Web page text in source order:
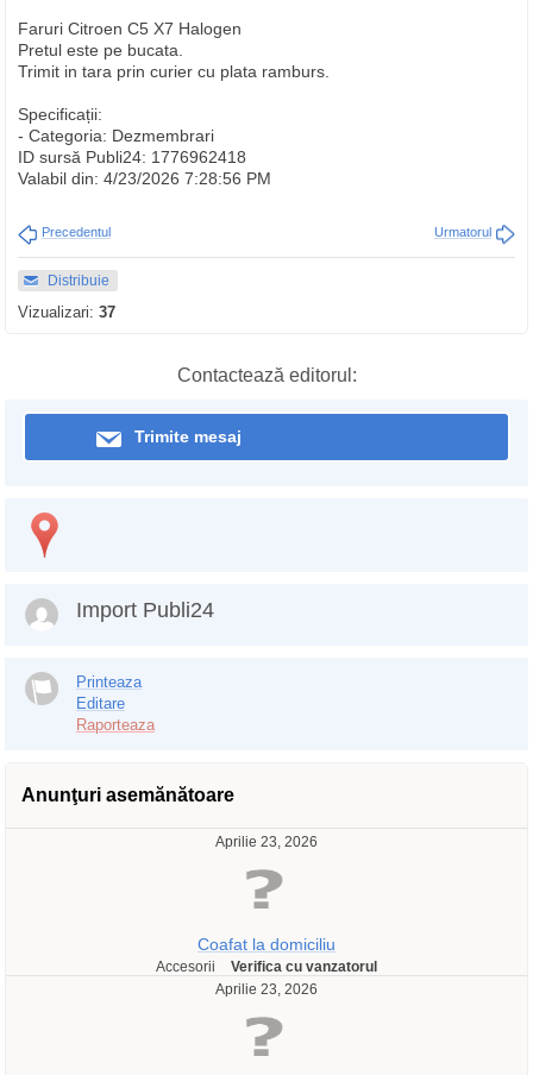
Faruri Citroen C5 X7 Halogen
Pretul este pe bucata.
Trimit in tara prin curier cu plata ramburs.
Specificații:
- Categoria: Dezmembrari
ID sursă Publi24: 1776962418
Valabil din: 4/23/2026 7:28:56 PM
Precedentul Urmatorul
Distribuie
Vizualizari: 37
Contactează editorul:
Trimite mesaj
Import Publi24
Printeaza
Editare
Raporteaza
Anunţuri asemănătoare
Aprilie 23, 2026
Coafat la domiciliu
Accesorii
Verifica cu vanzatorul
Aprilie 23, 2026